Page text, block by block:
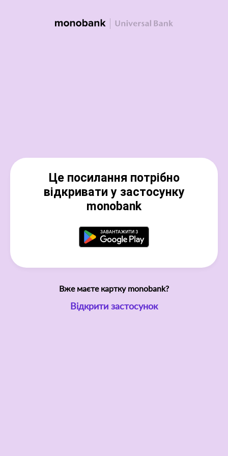
Це посилання потрібно
відкривати у застосунку
monobank
Вже маєте картку monobank?
Відкрити застосунок